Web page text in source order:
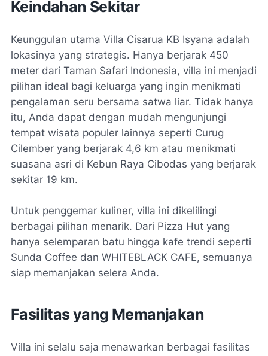
Keindahan Sekitar
Keunggulan utama Villa Cisarua KB Isyana adalah
lokasinya yang strategis. Hanya berjarak 450
meter dari Taman Safari Indonesia, villa ini menjadi
pilihan ideal bagi keluarga yang ingin menikmati
pengalaman seru bersama satwa liar. Tidak hanya
itu, Anda dapat dengan mudah mengunjungi
tempat wisata populer lainnya seperti Curug
Cilember yang berjarak 4,6 km atau menikmati
suasana asri di Kebun Raya Cibodas yang berjarak
sekitar 19 km.
Untuk penggemar kuliner, villa ini dikelilingi
berbagai pilihan menarik. Dari Pizza Hut yang
hanya selemparan batu hingga kafe trendi seperti
Sunda Coffee dan WHITEBLACK CAFE, semuanya
siap memanjakan selera Anda.
Fasilitas yang Memanjakan
Villa ini selalu saja menawarkan berbagai fasilitas